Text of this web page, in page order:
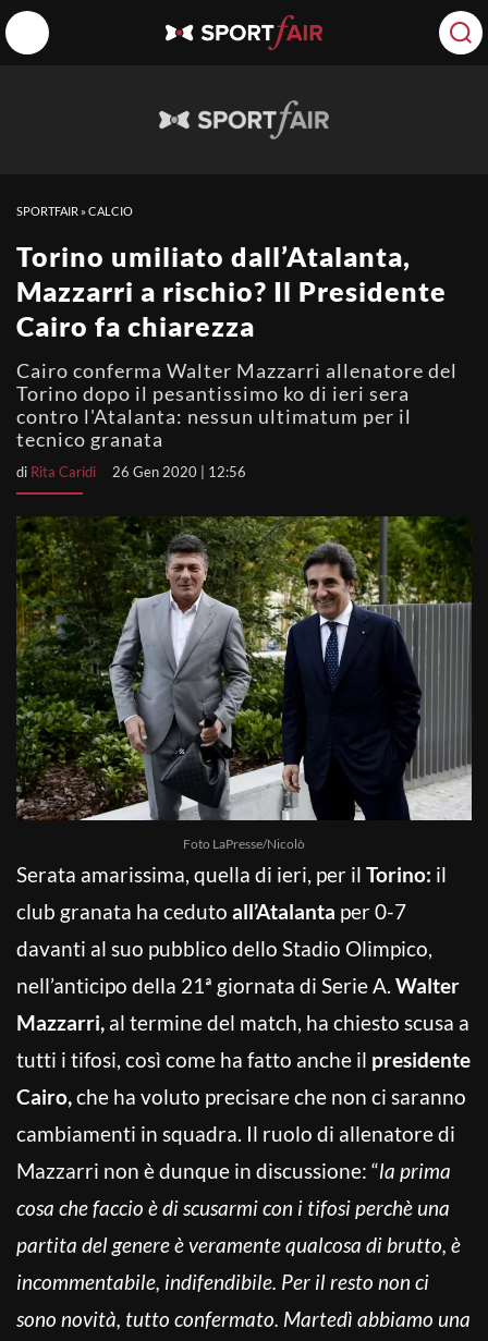
SPORTFAIR »CALCIO
Torino umiliato dall’Atalanta,
Mazzarri a rischio? Il Presidente
Cairo fa chiarezza
Cairo conferma Walter Mazzarri allenatore del
Torino dopo il pesantissimo ko di ieri sera
contro l'Atalanta: nessun ultimatum per il
tecnico granata
di Rita Caridi 26 Gen 2020 | 12:56
Foto LaPresse/Nicolò
Serata amarissima, quella di ieri, per il Torino: il
club granata ha ceduto all’Atalanta per 0-7
davanti al suo pubblico dello Stadio Olimpico,
nell’anticipo della 21ª giornata di Serie A. Walter
Mazzarri, al termine del match, ha chiesto scusa a
tutti i tifosi, così come ha fatto anche il presidente
Cairo,che ha voluto precisare che non ci saranno
cambiamenti in squadra. Il ruolo di allenatore di
Mazzarri non è dunque in discussione: “la prima
cosa che faccio è di scusarmi con i tifosi perchè una
partita del genere è veramente qualcosa di brutto, è
incommentabile, indifendibile. Per il resto non ci
sono novità, tutto confermato. Martedì abbiamo una